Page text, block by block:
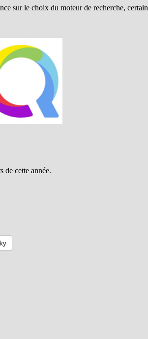
sur le choix du moteur de recherche,
de cette année.